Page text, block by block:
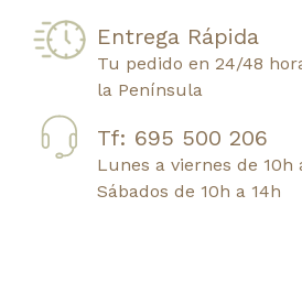
Entrega Rápida
Tu pedido en 24/48
la Península
Tf: 695 500 206
Lunes a viernes de 10h
Sábados de 10h a 14h